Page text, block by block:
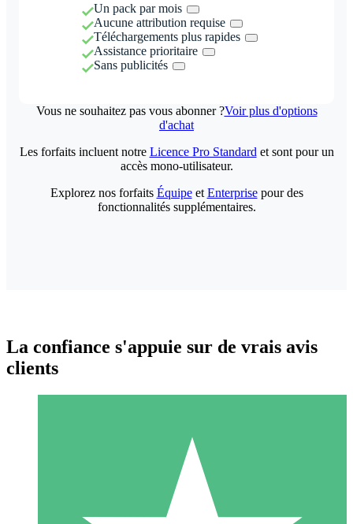
Un pack par mois
Aucune attribution requise
Téléchargements plus rapides
Assistance prioritaire
Sans publicités
Vous ne souhaitez pas vous abonner ?Voir plus d'options
d'achat
Packs de Crédits Individuels
Payez à l'utilisation avec des crédits de téléchargement. Sans
Les forfaits incluent notre Licence Pro Standard et sont pour un
accès mono-utilisateur.
Explorez nos forfaits Équipeet Enterprisepour des
fonctionnalités supplémentaires.
La confiance s'appuie sur de vrais avis
clients